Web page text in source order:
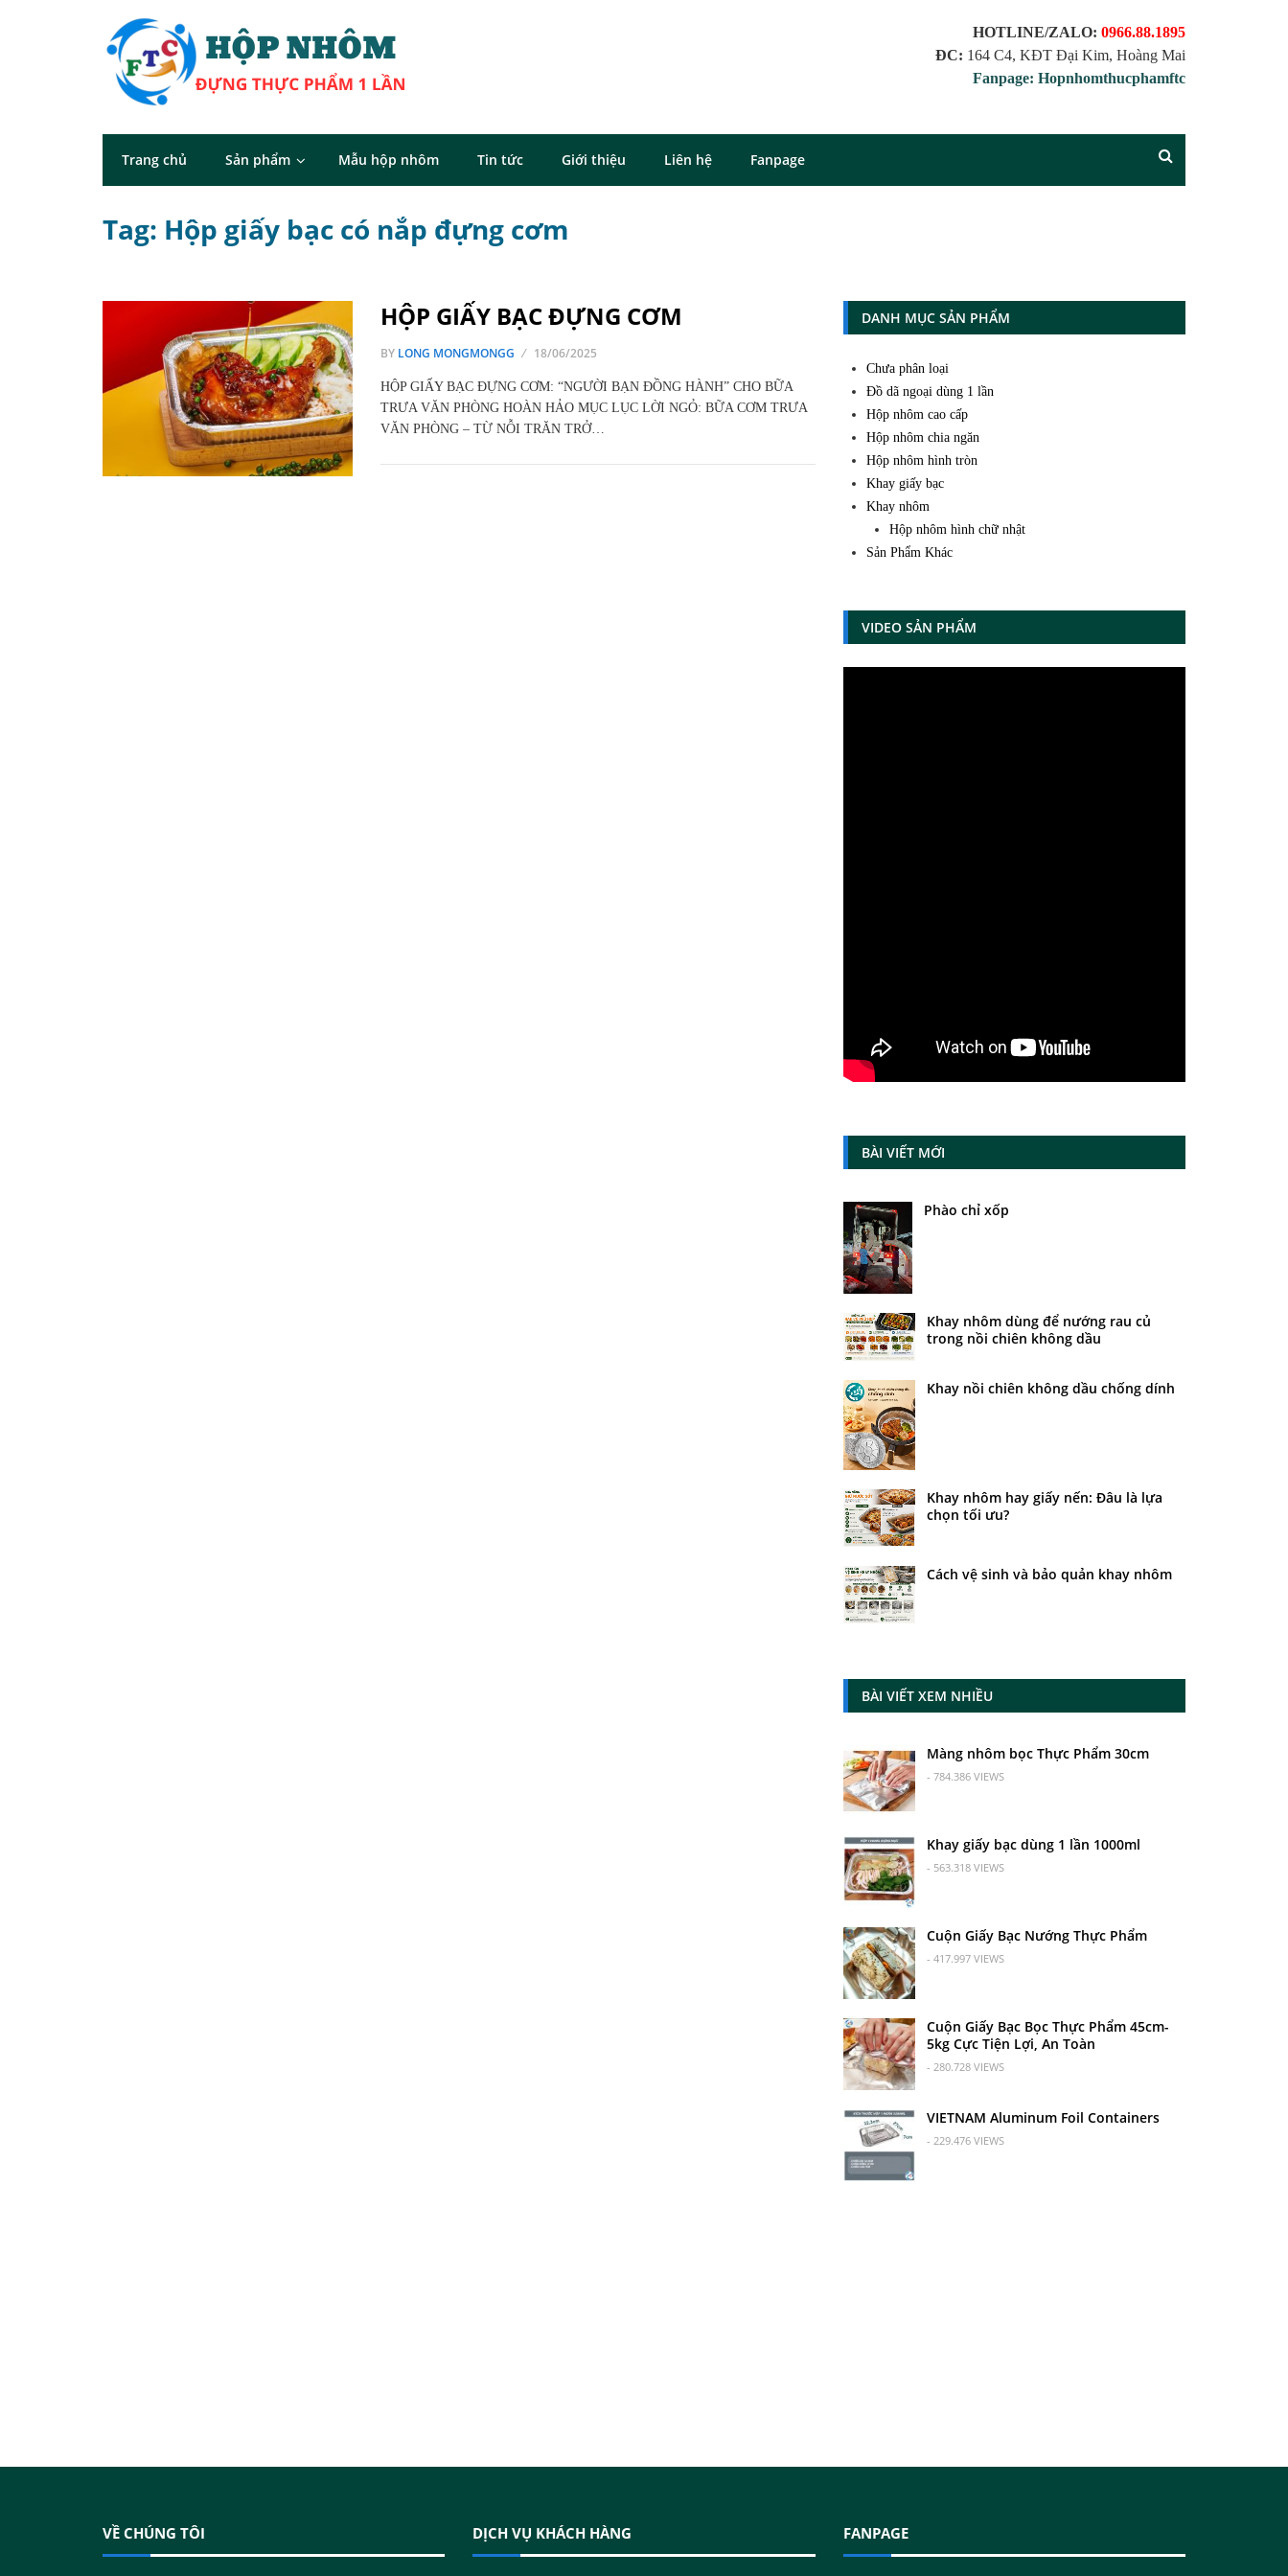
HOTLINE/ZALO: 0966.88.1895
ĐC: 164 C4, KĐT Đại Kim, Hoàng Mai
Fanpage: Hopnhomthucphamftc
Trang chủ Sản phẩm Mẫu hộp nhôm Tin tức Giới thiệu Liên hệ Fanpage
Tag: Hộp giấy bạc có nắp đựng cơm
HỘP GIẤY BẠC ĐỰNG CƠM
BY LONG MONGMONGG 18/06/2025
HỘP GIẤY BẠC ĐỰNG CƠM: “NGƯỜI BẠN ĐỒNG HÀNH” CHO BỮA
TRƯA VĂN PHÒNG HOÀN HẢO MỤC LỤC LỜI NGỎ: BỮA CƠM TRƯA
VĂN PHÒNG – TỪ NỖI TRĂN TRỞ…
DANH MỤC SẢN PHẨM
Chưa phân loại
Đồ dã ngoại dùng 1 lần
Hộp nhôm cao cấp
Hộp nhôm chia ngăn
Hộp nhôm hình tròn
Khay giấy bạc
Khay nhôm
Hộp nhôm hình chữ nhật
Sản Phẩm Khác
VIDEO SẢN PHẨM
BÀI VIẾT MỚI
Phào chỉ xốp
Khay nhôm dùng để nướng rau củ
trong nồi chiên không dầu
Khay nồi chiên không dầu chống dính
Khay nhôm hay giấy nến: Đâu là lựa
chọn tối ưu?
Cách vệ sinh và bảo quản khay nhôm
BÀI VIẾT XEM NHIỀU
Màng nhôm bọc Thực Phẩm 30cm
- 784.386 VIEWS
Khay giấy bạc dùng 1 lần 1000ml
- 563.318 VIEWS
Cuộn Giấy Bạc Nướng Thực Phẩm
- 417.997 VIEWS
Cuộn Giấy Bạc Bọc Thực Phẩm 45cm-
5kg Cực Tiện Lợi, An Toàn
- 280.728 VIEWS
VIETNAM Aluminum Foil Containers
- 229.476 VIEWS
VỀ CHÚNG TÔI DỊCH VỤ KHÁCH HÀNG FANPAGE